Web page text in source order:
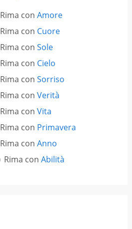
Rima con Amore
Rima con Cuore
Rima con Sole
Rima con Cielo
Rima con Sorriso
Rima con Verità
Rima con Vita
Rima con Primavera
Rima con Anno
Rima con Abilità